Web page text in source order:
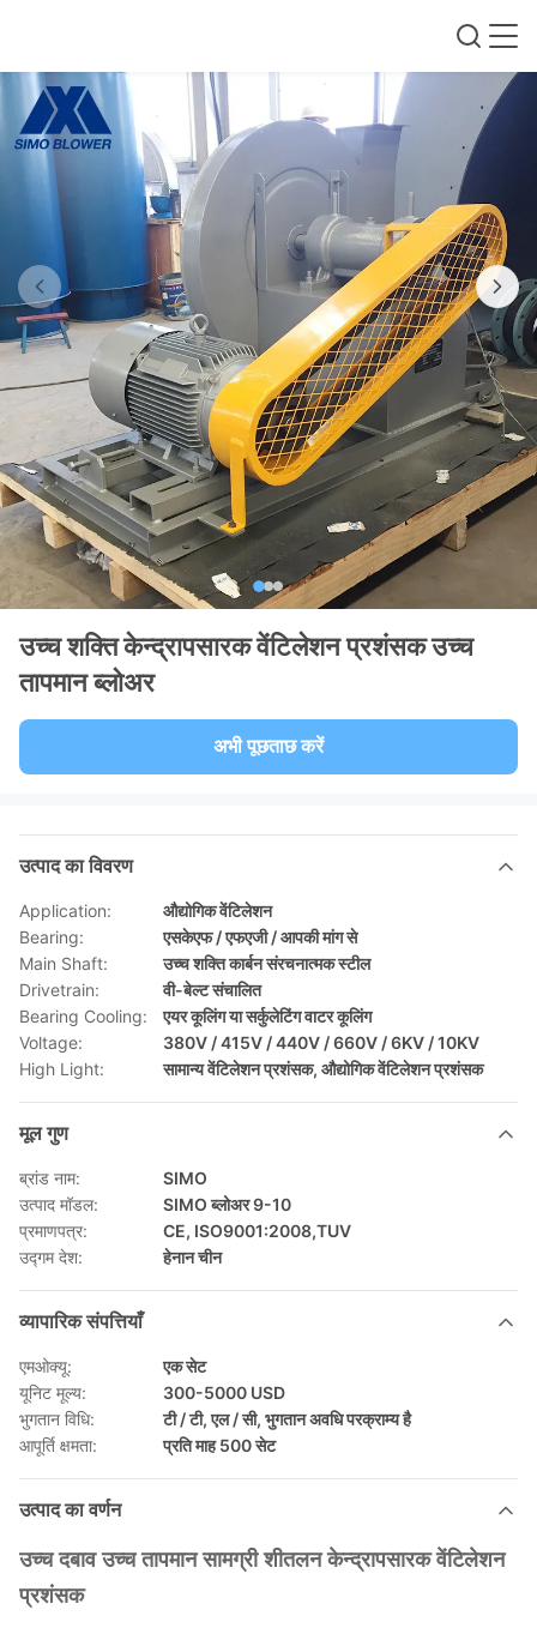
उच्च शक्ति केन्द्रापसारक वेंटिलेशन प्रशंसक उच्च
तापमान ब्लोअर
अभी पूछताछ करें
उत्पाद का विवरण
Application:
औद्योगिक वेंटिलेशन
Bearing:
एसकेएफ / एफएजी / आपकी मांग से
Main Shaft:
उच्च शक्ति कार्बन संरचनात्मक स्टील
Drivetrain:
वी-बेल्ट संचालित
Bearing Cooling:
एयर कूलिंग या सर्कुलेटिंग वाटर कूलिंग
Voltage:
380V / 415V / 440V / 660V / 6KV / 10KV
High Light:
सामान्य वेंटिलेशन प्रशंसक, औद्योगिक वेंटिलेशन प्रशंसक
मूल गुण
ब्रांड नाम:
SIMO
उत्पाद मॉडल:
SIMO ब्लोअर 9-10
प्रमाणपत्र:
CE, ISO9001:2008,TUV
उद्गम देश:
हेनान चीन
व्यापारिक संपत्तियाँ
एमओक्यू:
एक सेट
यूनिट मूल्य:
300-5000 USD
भुगतान विधि:
टी / टी, एल / सी, भुगतान अवधि परक्राम्य है
आपूर्ति क्षमता:
प्रति माह 500 सेट
उत्पाद का वर्णन
उच्च दबाव उच्च तापमान सामग्री शीतलन केन्द्रापसारक वेंटिलेशन
प्रशंसक